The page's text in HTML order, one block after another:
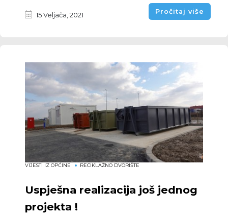
15 Veljača, 2021 Pročitaj više
VIJESTI IZ OPĆINE RECIKLAŽNO DVORIŠTE
Uspješna realizacija još jednog
projekta !